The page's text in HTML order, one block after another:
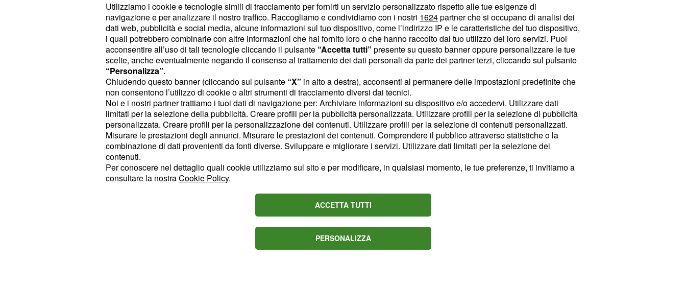
convocato Gayà, Alcacer e Parejo. Insomma, unumorismo
che spesso porta a grandi discussioni mediatiche
nonsempre graditissime.
Rooney, un attaccante da centinaia
di reti
Rooneyè in un momento poco esaltante dal punto di vista
sportivo, ma resta uno dei calciatori più forti della Premier
League ed anche del Mondo. Il calciatore ha collezionato in
carriera ben 562 presenze tra i professionisti e ha realizzato
251 reti.
Utilizziamo i cookie e tecnologie simili di tracciamento per fornirti un servizio personalizzato rispetto alle tue esigenze di
navigazione e per analizzare il nostro traffico. Raccogliamo e condividiamo con i nostri 1624partner che si occupano di analisi dei
dati web, pubblicità e social media, alcune informazioni sul tuo dispositivo, come l’indirizzo IP e le caratteristiche del tuo dispositivo,
i quali potrebbero combinarle con altre informazioni che hai fornito loro o che hanno raccolto dal tuo utilizzo dei loro servizi. Puoi
acconsentire all’uso di tali tecnologie cliccando il pulsante “Accetta tutti” presente su questo banner oppure personalizzare le tue
scelte, anche eventualmente negando il consenso al trattamento dei dati personali da parte dei partner terzi, cliccando sul pulsante
“Personalizza”.
Chiudendo questo banner (cliccando sul pulsante “X” in alto a destra), acconsenti al permanere delle impostazioni predefinite che
non consentono l’utilizzo di cookie o altri strumenti di tracciamento diversi dai tecnici.
Noi e i nostri partner trattiamo i tuoi dati di navigazione per: Archiviare informazioni su dispositivo e/o accedervi. Utilizzare dati
limitati per la selezione della pubblicità. Creare profili per la pubblicità personalizzata. Utilizzare profili per la selezione di pubblicità
personalizzata. Creare profili per la personalizzazione dei contenuti. Utilizzare profili per la selezione di contenuti personalizzati.
Misurare le prestazioni degli annunci. Misurare le prestazioni dei contenuti. Comprendere il pubblico attraverso statistiche o la
combinazione di dati provenienti da fonti diverse. Sviluppare e migliorare i servizi. Utilizzare dati limitati per la selezione dei
contenuti.
Per conoscere nel dettaglio quali cookie utilizziamo sul sito e per modificare, in qualsiasi momento, le tue preferenze, ti invitiamo a
consultare la nostraCookie Policy.
ACCETTA TUTTI
PERSONALIZZA